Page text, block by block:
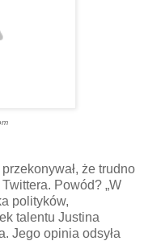
że trudno
Powód? „W
polityków,
talentu Justina
Jego opinia odsyła